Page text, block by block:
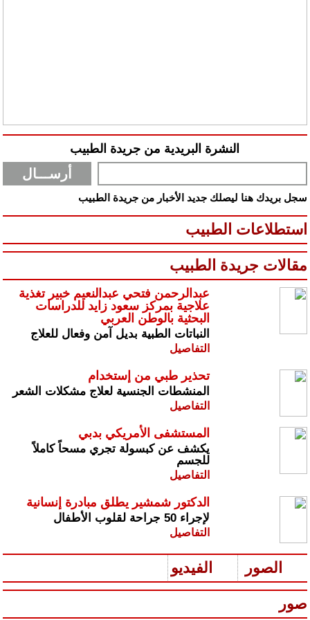
النشرة البريدية من جريدة الطبيب
سجل بريدك هنا ليصلك جديد الأخبار من جريدة الطبيب
استطلاعات الطبيب
مقالات جريدة الطبيب
عبدالرحمن فتحي عبدالنعيم خبير تغذية
علاجية بمركز سعود زايد للدراسات
البحثية بالوطن العربي
النباتات الطبية بديل آمن وفعال للعلاج
التفاصيل
تحذير طبي من إستخدام
المنشطات الجنسية لعلاج مشكلات الشعر
التفاصيل
المستشفى الأمريكي بدبي
يكشف عن كبسولة تجري مسحاً كاملاً
للجسم
التفاصيل
الدكتور شمشير يطلق مبادرة إنسانية
لإجراء 50 جراحة لقلوب الأطفال
التفاصيل
الصور الفيديو
صور